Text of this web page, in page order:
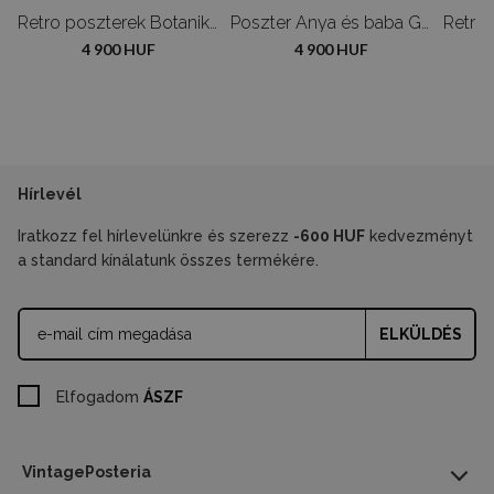
Retro poszterek Botanikus gomba gomba poszter
4 900 HUF
Poszter Anya és baba Gustav Klimt
4 900 HUF
VintagePosteria
Hírlevél
Iratkozz fel hírlevelünkre és szerezz -600 HUF kedvezményt
a standard kínálatunk összes termékére.
ELKÜLDÉS
Elfogadom ÁSZF